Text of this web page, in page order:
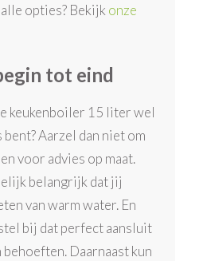
opties? Bekijk onze
tot eind
keukenboiler 15 liter wel
Aarzel dan niet om
voor advies op maat.
belangrijk dat jij
van warm water. En
bij dat perfect aansluit
Daarnaast kun